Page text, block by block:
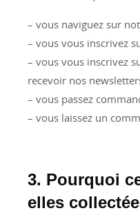
– vous naviguez sur
– vous vous inscrivez
– vous vous inscrivez
recevoir nos
– vous passez
– vous laissez un
3. Pourquoi
elles